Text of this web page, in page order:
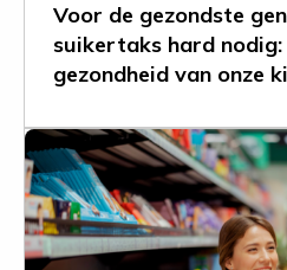
Voor de gezondste
suikertaks hard nodig:
gezondheid van onze
gezondheid
van
kinderen
Leer
meer
over
Nederlandse
supermarkt